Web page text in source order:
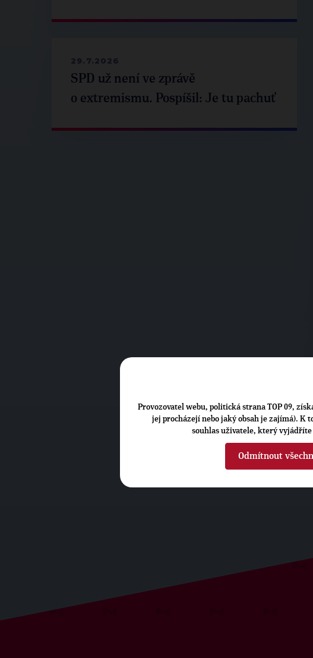
29.7.2026
SPD už není ve zprávě
o extremismu. Pospíšil: Je tu pachuť
Provozovatel webu, politická strana TOP 09,
jej procházejí nebo jaký obsah je zajímá). K
souhlas uživatele, který vyjádříte
Odmítnout